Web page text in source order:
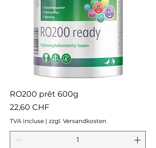
RO200 prêt 600g
Prix
22,60 CHF
TVA Incluse | zzgl. Versandkosten